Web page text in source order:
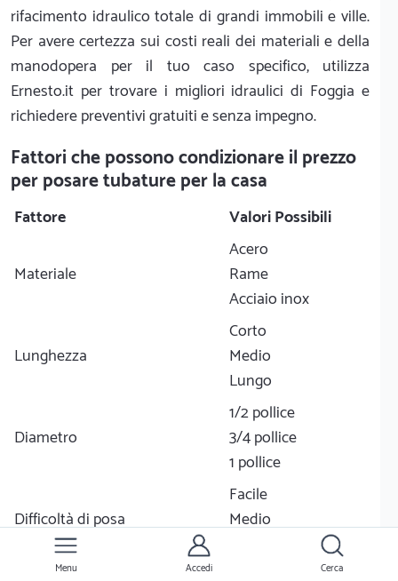
rifacimento idraulico totale di grandi immobili e ville.
Per avere certezza sui costi reali dei materiali e della
manodopera per il tuo caso specifico, utilizza
Ernesto.it per trovare i migliori idraulici di Foggia e
richiedere preventivi gratuiti e senza impegno.
Fattori che possono condizionare il prezzo
per posare tubature per la casa
Fattore Valori Possibili
Materiale
Acero
Rame
Acciaio inox
Lunghezza
Corto
Medio
Lungo
Diametro
1/2 pollice
3/4 pollice
1 pollice
Difficoltà di posa
Facile
Medio
Menu Accedi Cerca